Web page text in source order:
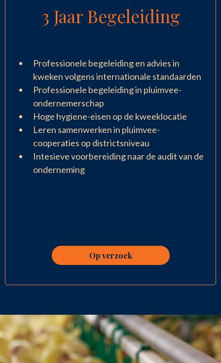
3 Jaar Begeleiding
Professionele begeleiding en advies in
kweken volgens internationale standaarden
Professionele begeleiding in pluimvee-
ondernemerschap
Hoge hygiene-eisen op de kweeklocatie
Leren samenwerken in pluimvee-
cooperaties op districtsniveau
Intesieve voorbereiding naar de audit van de
onderneming
Op verzoek